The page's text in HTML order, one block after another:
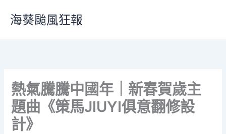
要
海葵颱風狂報
熱氣騰騰中國年｜新春賀歲主
題曲《策馬JIUYI俱意翻修設
計》